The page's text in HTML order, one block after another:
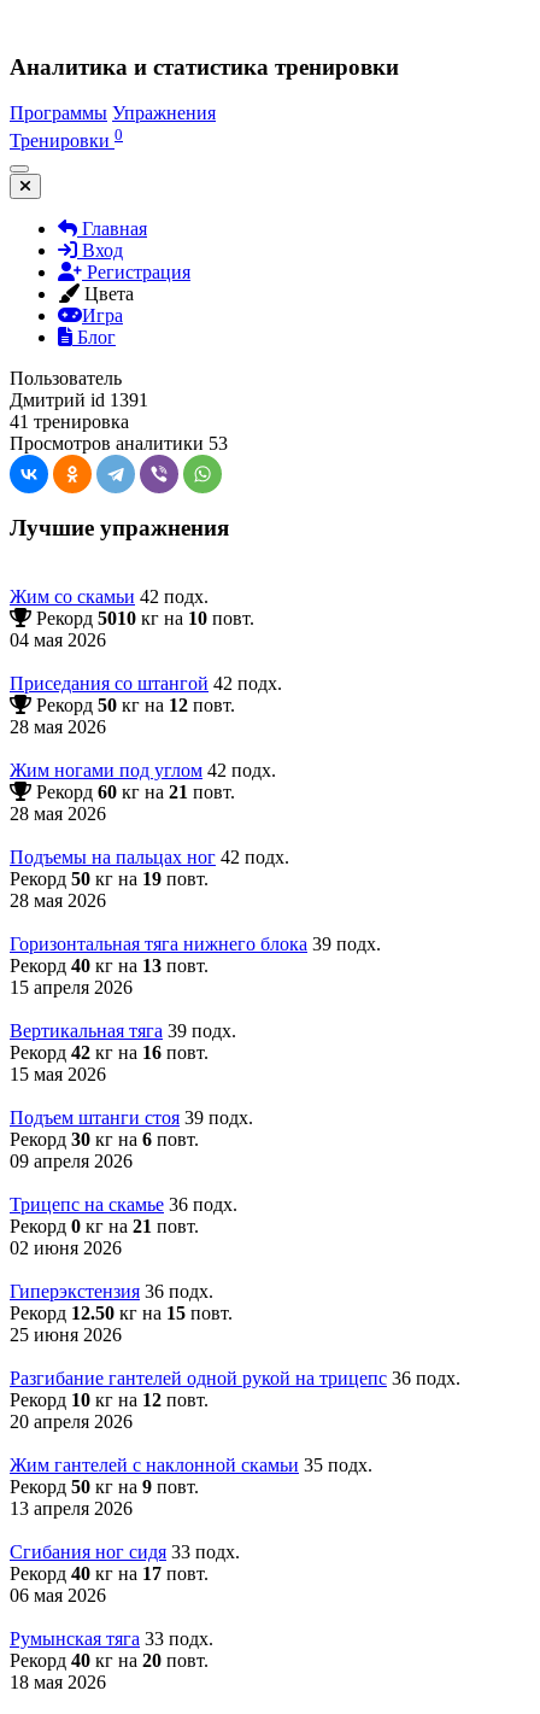
Аналитика и статистика тренировки
Программы Упражнения
Тренировки 0
Главная
Вход
Регистрация
Цвета
Игра
Блог
Пользователь
Дмитрий id 1391
41 тренировка
Просмотров аналитики 53
Лучшие упражнения
Жим со скамьи 42 подх.
Рекорд 5010 кг на 10 повт.
04 мая 2026
Приседания со штангой 42 подх.
Рекорд 50 кг на 12 повт.
28 мая 2026
Жим ногами под углом 42 подх.
Рекорд 60 кг на 21 повт.
28 мая 2026
Подъемы на пальцах ног 42 подх.
Рекорд 50 кг на 19 повт.
28 мая 2026
Горизонтальная тяга нижнего блока 39 подх.
Рекорд 40 кг на 13 повт.
15 апреля 2026
Вертикальная тяга 39 подх.
Рекорд 42 кг на 16 повт.
15 мая 2026
Подъем штанги стоя 39 подх.
Рекорд 30 кг на 6 повт.
09 апреля 2026
Трицепс на скамье 36 подх.
Рекорд 0 кг на 21 повт.
02 июня 2026
Гиперэкстензия 36 подх.
Рекорд 12.50 кг на 15 повт.
25 июня 2026
Разгибание гантелей одной рукой на трицепс 36 подх.
Рекорд 10 кг на 12 повт.
20 апреля 2026
Жим гантелей с наклонной скамьи 35 подх.
Рекорд 50 кг на 9 повт.
13 апреля 2026
Сгибания ног сидя 33 подх.
Рекорд 40 кг на 17 повт.
06 мая 2026
Румынская тяга 33 подх.
Рекорд 40 кг на 20 повт.
18 мая 2026